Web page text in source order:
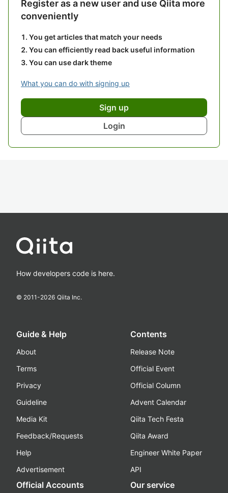
Register as a new user and use Qiita more
conveniently
You get articles that match your needs
You can efficiently read back useful information
You can use dark theme
What you can do with signing up
Sign up
Login
How developers code is here.
© 2011-2026 Qiita Inc.
Guide & Help
About
Terms
Privacy
Guideline
Media Kit
Feedback/Requests
Help
Advertisement
Contents
Release Note
Official Event
Official Column
Advent Calendar
Qiita Tech Festa
Qiita Award
Engineer White Paper
API
Official Accounts Our service